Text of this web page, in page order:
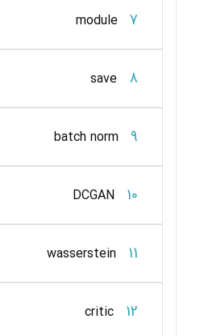
7
module
8
save
9
batch norm
10
DCGAN
11
wasserstein
12
critic